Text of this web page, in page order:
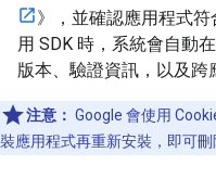
》，並確認應用程式
用 SDK 時，系統會自動
版本、驗證資訊，以及跨
注意： Google 會使用
裝應用程式再重新安裝，即可刪